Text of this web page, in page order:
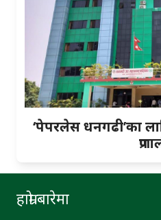
‘पेपरलेस धनगढी’का
हाम्रो बारेमा